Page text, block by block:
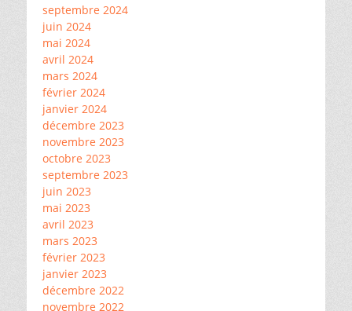
septembre 2024
juin 2024
mai 2024
avril 2024
mars 2024
février 2024
janvier 2024
décembre 2023
novembre 2023
octobre 2023
septembre 2023
juin 2023
mai 2023
avril 2023
mars 2023
février 2023
janvier 2023
décembre 2022
novembre 2022